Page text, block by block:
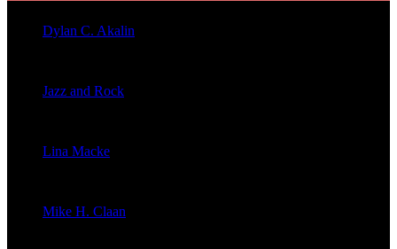
Dylan C. Akalin
Jazz and Rock
Lina Macke
Mike H. Claan